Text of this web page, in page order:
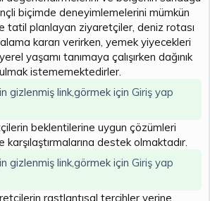
biçimde deneyimlemelerini mümkün
tatil planlayan ziyaretçiler, deniz rotası
kararı verirken, yemek yiyecekleri
yaşamı tanımaya çalışırken dağınık
istememektedirler.
gizlenmiş link,görmek için Giriş yap
beklentilerine uygun çözümleri
karşılaştırmalarına destek olmaktadır.
gizlenmiş link,görmek için Giriş yap
rastlantısal tercihler yerine